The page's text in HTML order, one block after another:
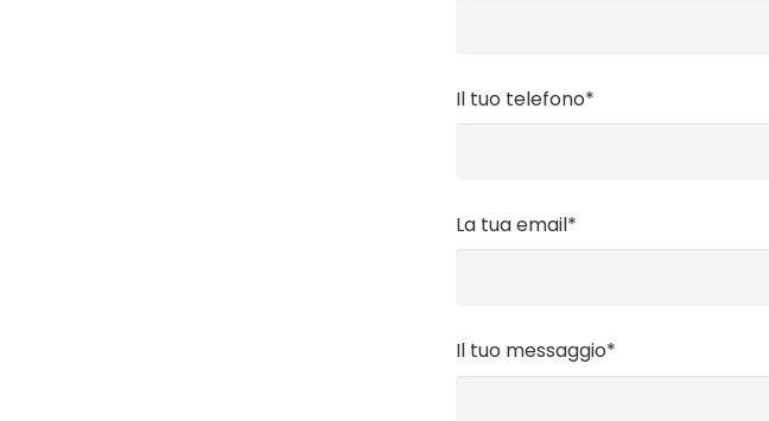
Il tuo telefono*
La tua email*
Il tuo messaggio*